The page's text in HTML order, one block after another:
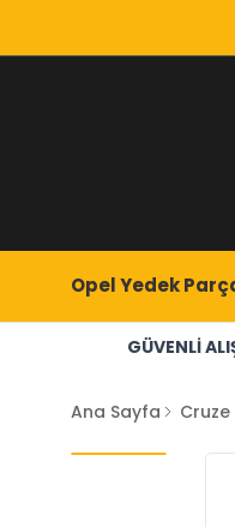
Opel Yedek
GÜVENLİ
Ana Sayfa